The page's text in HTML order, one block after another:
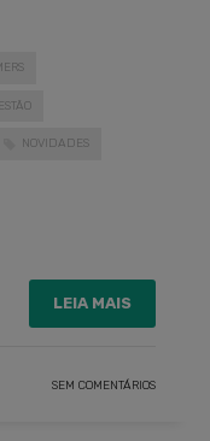
NOVIDADES
LEIA MAIS
SEM COMENTÁRIOS